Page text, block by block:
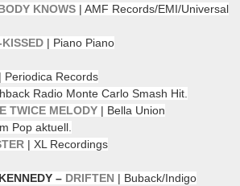
KNOWS | AMF Records/EMI/Universal
| Piano Piano
| Periodica Records
Radio Monte Carlo Smash Hit.
TWICE MELODY | Bella Union
Pop aktuell.
| XL Recordings
– DRIFTEN | Buback/Indigo